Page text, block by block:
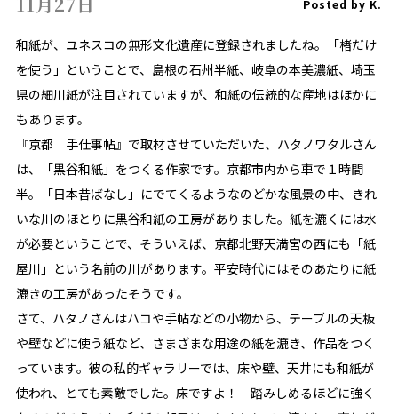
Posted by K.
和紙が、ユネスコの無形文化遺産に登録されましたね。「楮だけ
を使う」ということで、島根の石州半紙、岐阜の本美濃紙、埼玉
県の細川紙が注目されていますが、和紙の伝統的な産地はほかに
もあります。
『京都 手仕事帖』で取材させていただいた、ハタノワタルさん
は、「黒谷和紙」をつくる作家です。京都市内から車で１時間
半。「日本昔ばなし」にでてくるようなのどかな風景の中、きれ
いな川のほとりに黒谷和紙の工房がありました。紙を漉くには水
が必要ということで、そういえば、京都北野天満宮の西にも「紙
屋川」という名前の川があります。平安時代にはそのあたりに紙
漉きの工房があったそうです。
さて、ハタノさんはハコや手帖などの小物から、テーブルの天板
や壁などに使う紙など、さまざまな用途の紙を漉き、作品をつく
っています。彼の私的ギャラリーでは、床や壁、天井にも和紙が
使われ、とても素敵でした。床ですよ！ 踏みしめるほどに強く